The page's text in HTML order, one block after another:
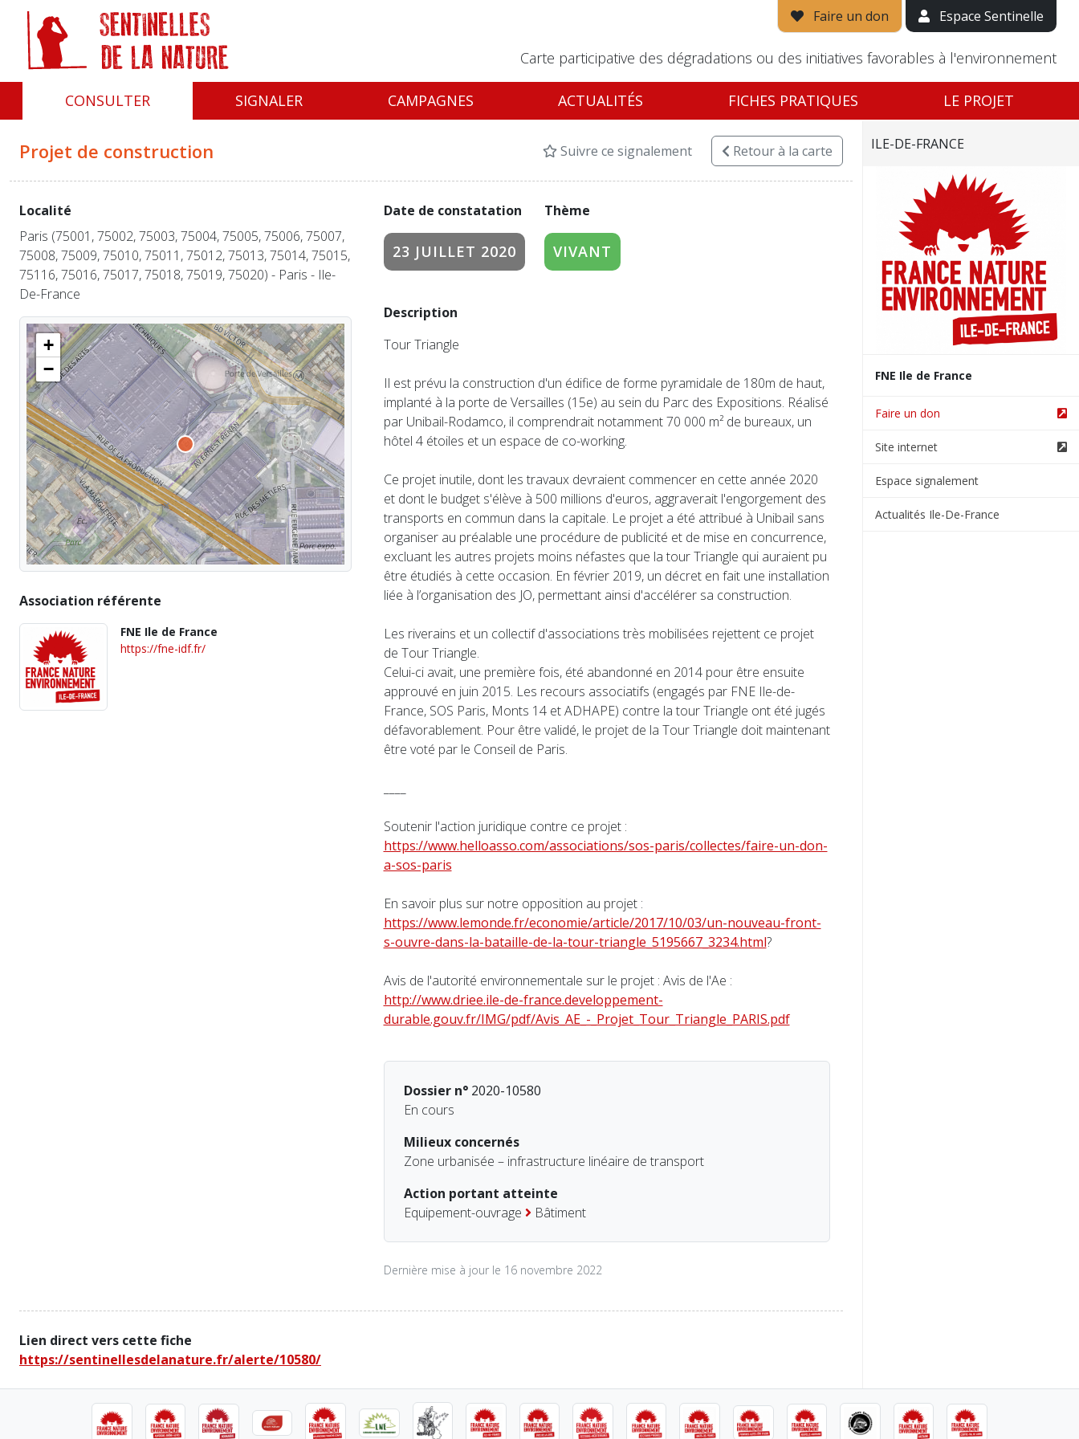
Faire un don Espace Sentinelle
Carte participative des dégradations ou des initiatives favorables à l'environnement
CONSULTER SIGNALER CAMPAGNES ACTUALITÉS FICHES PRATIQUES LE PROJET
Projet de construction Suivre ce signalement Retourà la carte
Date de constatation
23 JUILLET 2020
Thème
VIVANT
Description
Tour Triangle
Il est prévu la construction d'un édifice de forme pyramidale de 180m de haut,
implanté à la porte de Versailles (15e) au sein du Parc des Expositions. Réalisé
par Unibail-Rodamco, il comprendrait notamment 70 000 m² de bureaux, un
hôtel 4 étoiles et un espace de co-working.
Ce projet inutile, dont les travaux devraient commencer en cette année 2020
et dont le budget s'élève à 500 millions d'euros, aggraverait l'engorgement des
transports en commun dans la capitale. Le projet a été attribué à Unibail sans
organiser au préalable une procédure de publicité et de mise en concurrence,
excluant les autres projets moins néfastes que la tour Triangle qui auraient pu
être étudiés à cette occasion. En février 2019, un décret en fait une installation
liée à l’organisation des JO, permettant ainsi d'accélérer sa construction.
Les riverains et un collectif d'associations très mobilisées rejettent ce projet
de Tour Triangle.
Celui-ci avait, une première fois, été abandonné en 2014 pour être ensuite
approuvé en juin 2015. Les recours associatifs (engagés par FNE Ile-de-
France, SOS Paris, Monts 14 et ADHAPE) contre la tour Triangle ont été jugés
défavorablement. Pour être validé, le projet de la Tour Triangle doit maintenant
être voté par le Conseil de Paris.
Soutenir l'action juridique contre ce projet :
https://www.helloasso.com/associations/sos-paris/collectes/faire-un-don-
a-sos-paris
En savoir plus sur notre opposition au projet :
https://www.lemonde.fr/economie/article/2017/10/03/un-nouveau-front-
s-ouvre-dans-la-bataille-de-la-tour-triangle_5195667_3234.html?
Avis de l'autorité environnementale sur le projet : Avis de l'Ae :
http://www.driee.ile-de-france.developpement-
durable.gouv.fr/IMG/pdf/Avis_AE_-_Projet_Tour_Triangle_PARIS.pdf
Dossier n°2020-10580
En cours
Milieux concernés
Zone urbanisée – infrastructure linéaire de transport
Action portant atteinte
Equipement-ouvrage
Bâtiment
Dernière mise à jour le 16 novembre 2022
Localité
Paris (75001, 75002, 75003, 75004, 75005, 75006, 75007,
75008, 75009, 75010, 75011, 75012, 75013, 75014, 75015,
75116, 75016, 75017, 75018, 75019, 75020) - Paris - Ile-
De-France
+
−
Association référente
FNE Ile de France
https://fne-idf.fr/
Lien direct vers cette fiche
https://sentinellesdelanature.fr/alerte/10580/
ILE-DE-FRANCE
FNE Ile de France
Faire un don
Site internet
Espace signalement
Actualités Ile-De-France
Panneau de gestion des cookies